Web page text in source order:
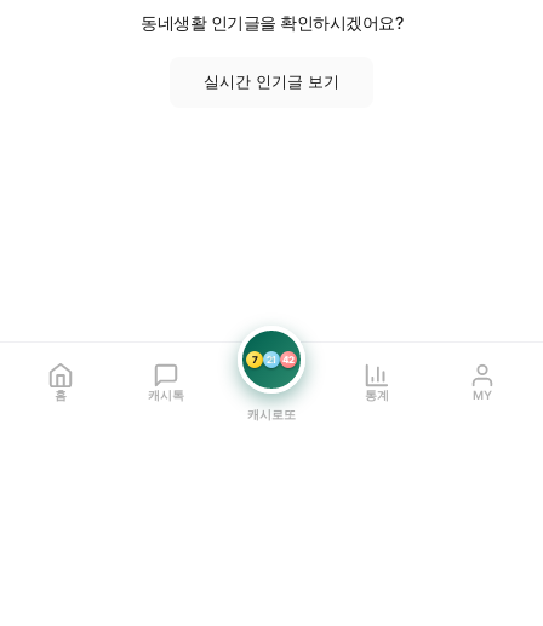
동네생활 인기글을 확인하시겠어요?
실시간 인기글 보기
홈 캐시톡
7 21 42
캐시로또
통계 MY